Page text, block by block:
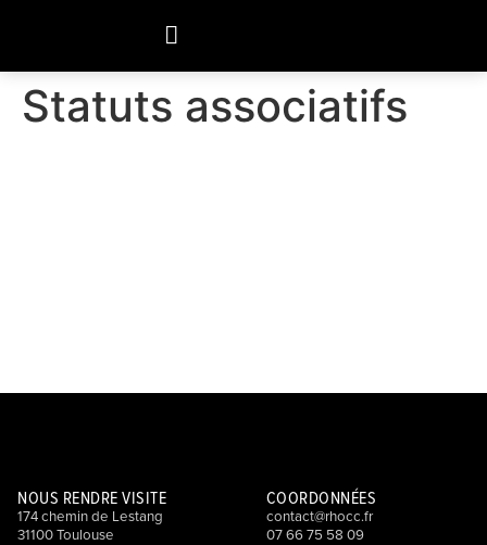
Statuts associatifs
NOUS RENDRE VISITE
174 chemin de Lestang
31100 Toulouse
COORDONNÉES
contact@rhocc.fr
07 66 75 58 09